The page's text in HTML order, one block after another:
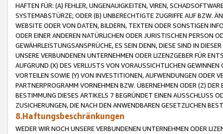
HAFTEN FÜR: (A) FEHLER, UNGENAUIGKEITEN, VIREN,
SYSTEMABSTÜRZE; ODER (B) UNBERECHTIGTE ZUGRIFFE AUF BZW.
WEBSITE ODER VON DATEN, BILDERN, TEXTEN ODER SONSTIGEN
ODER EINER ANDEREN NATÜRLICHEN ODER JURISTISCHEN PERSON
GEWÄHRLEISTUNGSANSPRÜCHE, ES SEIN DENN, DIESE SIND IN
UNSERE VERBUNDENEN UNTERNEHMEN ODER LIZENZGEBER FÜR
AUFGRUND (X) DES VERLUSTS VON VORAUSSICHTLICHEN
VORTEILEN SOWIE (Y) VON INVESTITIONEN, AUFWENDUNGEN ODER
PARTNERPROGRAMM VORNEHMEN BZW. ÜBERNEHMEN ODER (Z)
BESTIMMUNG DIESES ARTIKELS 7 BEGRÜNDET EINEN AUSSCHLUSS
ZUSICHERUNGEN, DIE NACH DEN ANWENDBAREN GESETZLICHEN
8.Haftungsbeschränkungen
WEDER WIR NOCH UNSERE VERBUNDENEN UNTERNEHMEN ODER